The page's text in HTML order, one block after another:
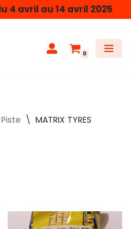
4 avril au 14 avril 2025
0
\ MATRIX TYRES